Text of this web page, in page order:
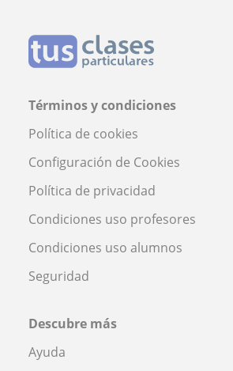
Términos y condiciones
Política de cookies
Configuración de Cookies
Política de privacidad
Condiciones uso profesores
Condiciones uso alumnos
Seguridad
Descubre más
Ayuda